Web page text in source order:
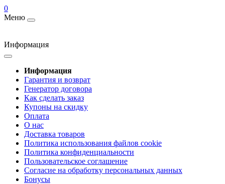
0
Меню
Информация
Информация
Гарантия и возврат
Генератор договора
Как сделать заказ
Купоны на скидку
Оплата
О нас
Доставка товаров
Политика использования файлов cookie
Политика конфиденциальности
Пользовательское соглашение
Согласие на обработку персональных данных
Бонусы